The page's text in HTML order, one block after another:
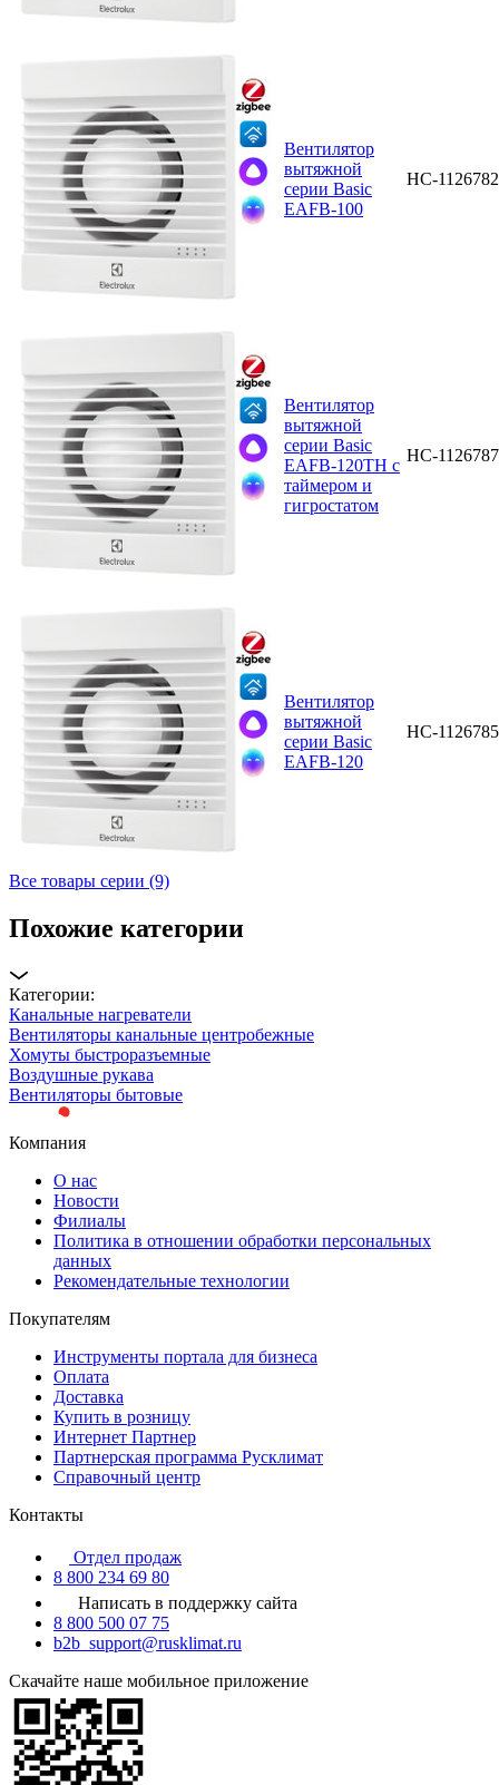
Вентилятор
вытяжной
серии Basic
EAFB-100
НС-1126782
Вентилятор
вытяжной
серии Basic
EAFB-120TH с
таймером и
гигростатом
НС-1126787
Вентилятор
вытяжной
серии Basic
EAFB-120
НС-1126785
Все товары серии (9)
Похожие категории
Категории:
Канальные нагреватели
Вентиляторы канальные центробежные
Хомуты быстроразъемные
Воздушные рукава
Вентиляторы бытовые
Компания
О нас
Новости
Филиалы
Политика в отношении обработки персональных
данных
Рекомендательные технологии
Покупателям
Инструменты портала для бизнеса
Оплата
Доставка
Купить в розницу
Интернет Партнер
Партнерская программа Русклимат
Справочный центр
Контакты
Отдел продаж
8 800 234 69 80
Написать в поддержку сайта
8 800 500 07 75
b2b_support@rusklimat.ru
Скачайте наше мобильное приложение